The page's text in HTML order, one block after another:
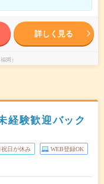
詳しく見る
岡）
経験歓迎バック
祝日が休み WEB登録OK